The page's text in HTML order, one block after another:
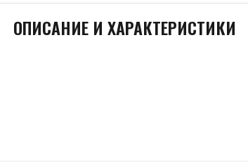
ОПИСАНИЕ И ХАРАКТЕРИСТИКИ